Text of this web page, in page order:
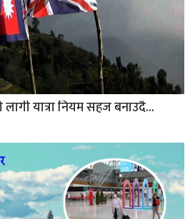
यात्रा नियम सहज बनाउदै...